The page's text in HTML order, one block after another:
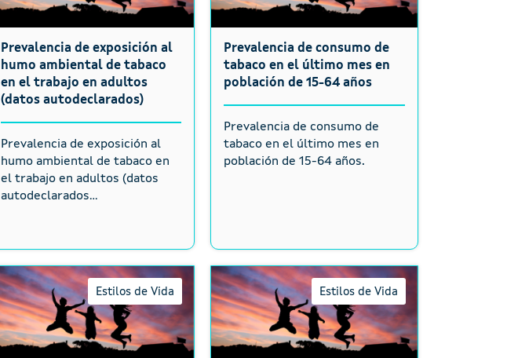
Prevalencia de exposición al
humo ambiental de tabaco
en el trabajo en adultos
(datos autodeclarados)
Prevalencia de exposición al
humo ambiental de tabaco en
el trabajo en adultos (datos
autodeclarados...
Prevalencia de consumo de
tabaco en el último mes en
población de 15-64 años
Prevalencia de consumo de
tabaco en el último mes en
población de 15-64 años.
Estilos de Vida Estilos de Vida